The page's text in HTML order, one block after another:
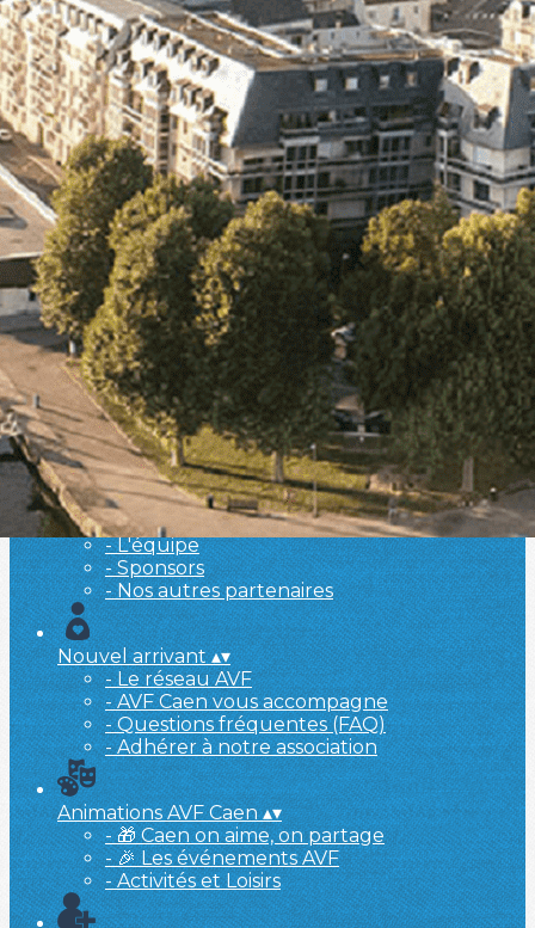
Exporter les lignes sélectionnées
Exporter toutes les colonnes
Exporter uniquement les colonnes affichées
Menu
<
>
- 🎁 Caen on aime, on partage
- 🎉 Les événements AVF
- Activités et Loisirs
Ajoutez un logo, un bouton, des réseaux sociaux
Cliquez pour éditer
L'association▴▾
- L'association
- Brochure
- L'équipe
- Sponsors
- Nos autres partenaires
Nouvel arrivant▴▾
- Le réseau AVF
- AVF Caen vous accompagne
- Questions fréquentes (FAQ)
- Adhérer à notre association
Animations AVF Caen▴▾
- 🎁 Caen on aime, on partage
- 🎉 Les événements AVF
- Activités et Loisirs